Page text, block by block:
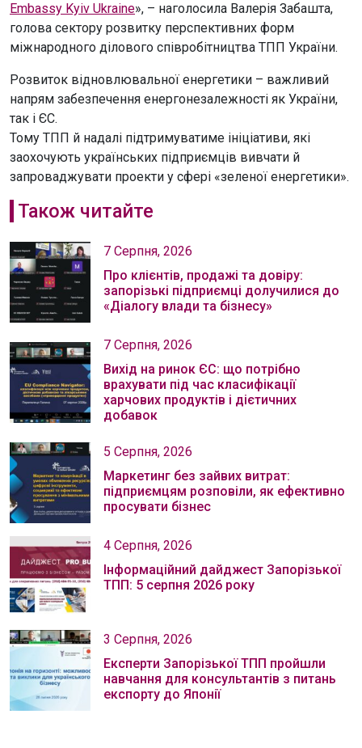
Embassy Kyiv Ukraine», – наголосила Валерія Забашта,
голова сектору розвитку перспективних форм
міжнародного ділового співробітництва ТПП України.
Розвиток відновлювальної енергетики – важливий
напрям забезпечення енергонезалежності як України,
так і ЄС.
Тому ТПП й надалі підтримуватиме ініціативи, які
заохочують українських підприємців вивчати й
запроваджувати проекти у сфері «зеленої енергетики».
Також читайте
7 Серпня, 2026
Про клієнтів, продажі та довіру:
запорізькі підприємці долучилися до
«Діалогу влади та бізнесу»
7 Серпня, 2026
Вихід на ринок ЄС: що потрібно
врахувати під час класифікації
харчових продуктів і дієтичних
добавок
5 Серпня, 2026
Маркетинг без зайвих витрат:
підприємцям розповіли, як ефективно
просувати бізнес
4 Серпня, 2026
Інформаційний дайджест Запорізької
ТПП: 5 серпня 2026 року
3 Серпня, 2026
Експерти Запорізької ТПП пройшли
навчання для консультантів з питань
експорту до Японії